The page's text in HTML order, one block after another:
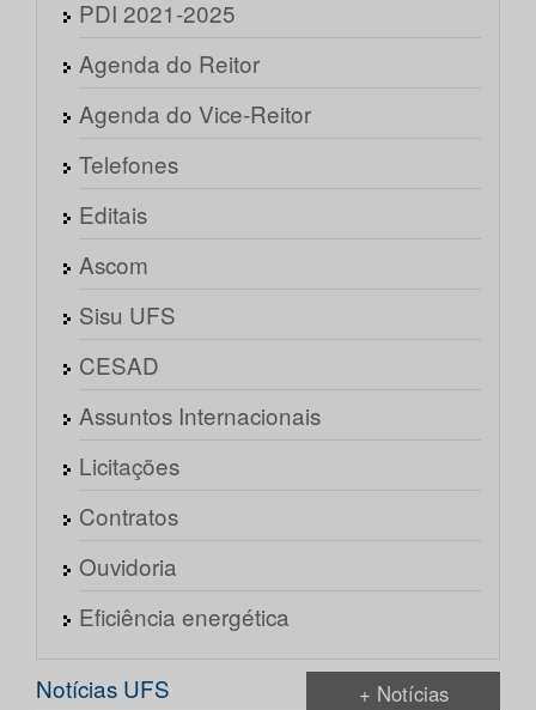
PDI 2021-2025
Agenda do Reitor
Agenda do Vice-Reitor
Telefones
Editais
Ascom
Sisu UFS
CESAD
Assuntos Internacionais
Licitações
Contratos
Ouvidoria
Eficiência energética
Notícias UFS + Notícias